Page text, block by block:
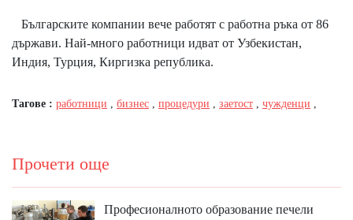
Българските компании вече работят с работна ръка от 86
държави. Най-много работници идват от Узбекистан,
Индия, Турция, Киргизка република.
Тагове : работници бизнес процедури заетост чужденци
Прочети още
Професионалното образование печели